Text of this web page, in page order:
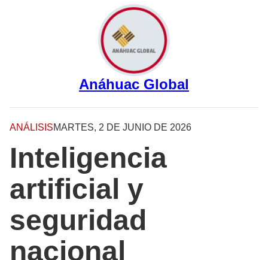
Anáhuac Global
ANÁLISISMARTES, 2 DE JUNIO DE 2026
Inteligencia
artificial y
seguridad
nacional